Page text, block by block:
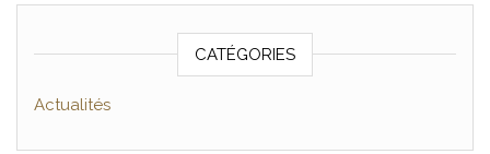
CATÉGORIES
Actualités